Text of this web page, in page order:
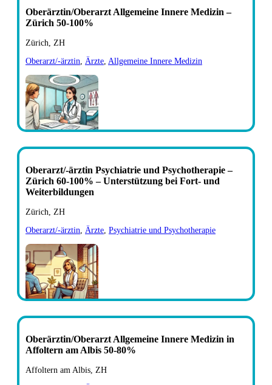
Oberärztin/Oberarzt Allgemeine Innere Medizin –
Zürich 50-100%
Zürich, ZH
Oberarzt/-ärztin
Ärzte Allgemeine Innere Medizin
Oberarzt/-ärztin Psychiatrie und Psychotherapie –
Zürich 60-100% – Unterstützung bei Fort- und
Weiterbildungen
Zürich, ZH
Oberarzt/-ärztin
Ärzte Psychiatrie und Psychotherapie
Oberärztin/Oberarzt Allgemeine Innere Medizin in
Affoltern am Albis 50-80%
Affoltern am Albis, ZH